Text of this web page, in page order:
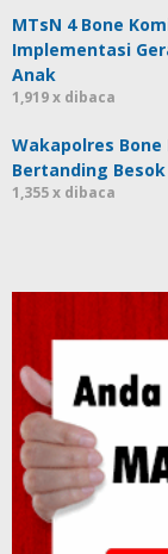
MTsN 4 Bone
Implementasi
Anak
1,919 x dibaca
Wakapolres Bone
Bertanding Besok
1,355 x dibaca